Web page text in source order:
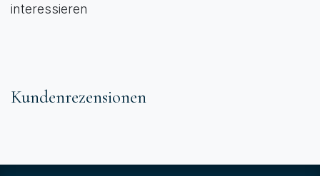
interessieren
Kundenrezensionen